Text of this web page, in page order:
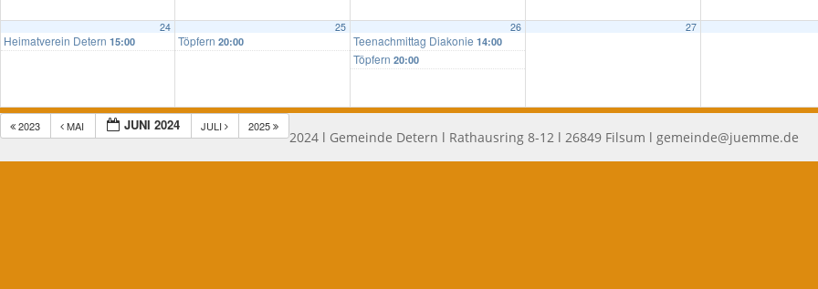
24
Heimatverein Detern 15:00
25
Töpfern 20:00
26
Teenachmittag Diakonie 14:00
Töpfern 20:00
27
2023 MAI JUNI 2024 JULI 2025
2024 l Gemeinde Detern l Rathausring 8-12 l 26849 Filsum lgemeinde@juemme.de